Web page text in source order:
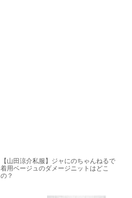
【山田涼介私服】ジャにのちゃんねるで
着用ベージュのダメージニットはどこ
の？